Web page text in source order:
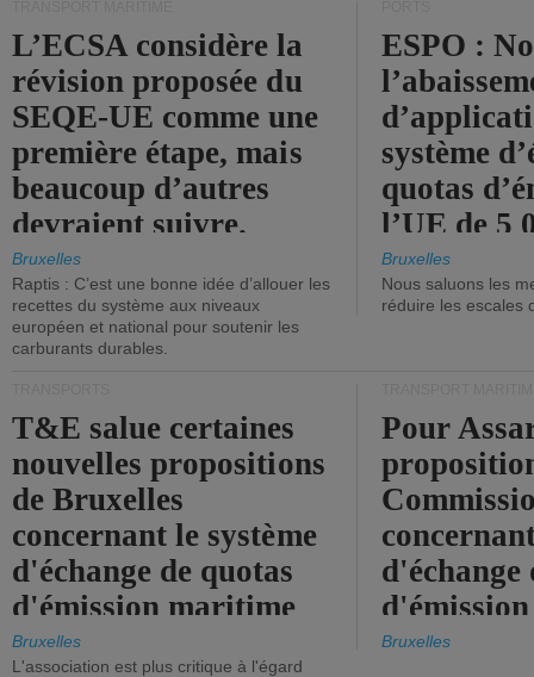
L’ECSA considère la
révision proposée du
SEQE-UE comme une
première étape, mais
beaucoup d’autres
devraient suivre.
Bruxelles
Raptis : C’est une bonne idée d’allouer les
recettes du système aux niveaux
européen et national pour soutenir les
carburants durables.
ESPO :
système
quotas
l’UE de 5
tonneaux
brute.
Bruxelles
Nous saluons les
réduire les escales
T&E salue certaines
nouvelles propositions
de Bruxelles
concernant le système
d'échange de quotas
d'émission maritime
de l'UE.
Bruxelles
L'association est plus critique à l'égard
Pour
d'échange
timide,
Bruxelles